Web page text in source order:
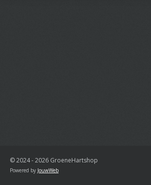
© 2024 - 2026 GroeneHartshop
Powered by JouwWeb